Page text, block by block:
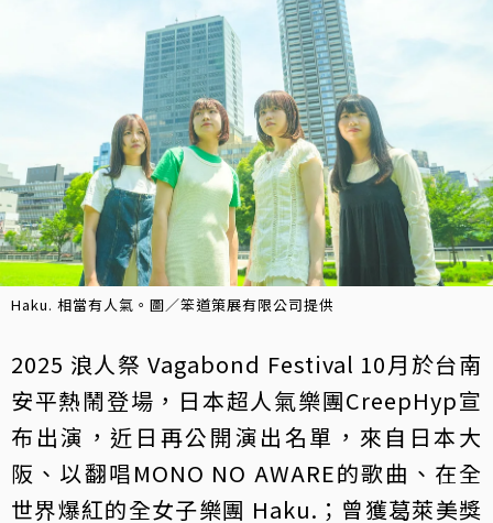
Haku. 相當有人氣。圖／笨道策展有限公司提供
2025 浪人祭 Vagabond Festival 10月於台南
安平熱鬧登場，日本超人氣樂團CreepHyp宣
布出演，近日再公開演出名單，來自日本大
阪、以翻唱MONO NO AWARE的歌曲、在全
世界爆紅的全女子樂團 Haku.；曾獲葛萊美獎